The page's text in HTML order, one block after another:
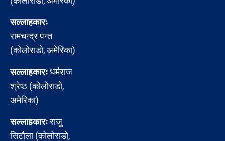
सल्लाहकारः
रामचन्द्र पन्त
(कोलोराडो, अमेरिका)
सल्लाहकारःधर्मराज
श्रेष्ठ (कोलोराडो,
अमेरिका)
सल्लाहकारःराजु
सिटौला (कोलोराडो,